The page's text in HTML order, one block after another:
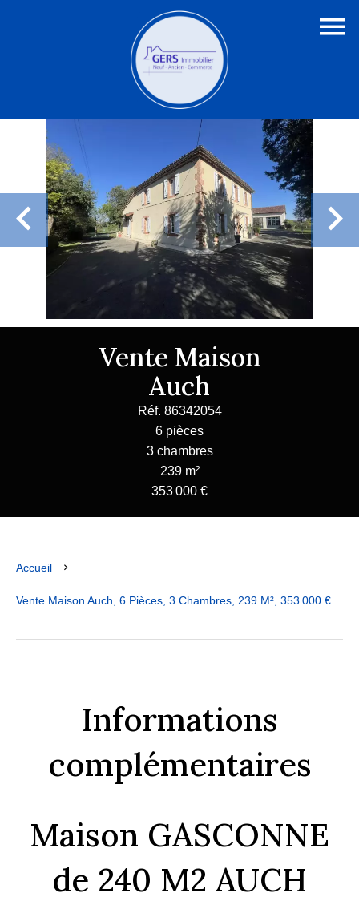
Vente Maison
Auch
Réf. 86342054
6 pièces
3 chambres
239 m²
353 000 €
Accueil
Vente Maison Auch, 6 Pièces, 3 Chambres, 239 M², 353 000 €
Informations
complémentaires
Maison GASCONNE
de 240 M2 AUCH